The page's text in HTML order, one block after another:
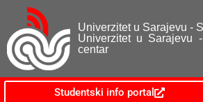
Univerzitet u Sarajevu -
Univerzitet u Sarajevu
centar
Studentski info portal